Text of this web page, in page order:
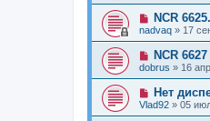
NCR
nadvaq » 17
NCR
dobrus » 16
Нет
Vlad92 » 05